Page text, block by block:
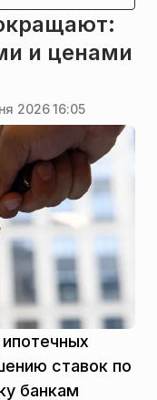
и ценами
2026 16:05
ставок по
банкам